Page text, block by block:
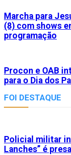
Marcha para
(8) com shows
programação
Procon e OAB
para o Dia dos
FOI DESTAQUE
Policial militar
Lanches” é